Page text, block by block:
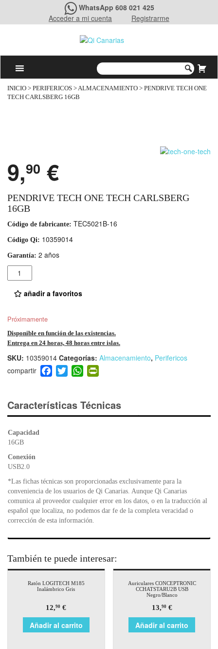
WhatsApp 608 021 425
Acceder a mi cuenta
Registrarme
INICIO > PERIFERICOS >ALMACENAMIENTO > PENDRIVE TECH ONE
TECH CARLSBERG 16GB
9,90 €
PENDRIVE TECH ONE TECH CARLSBERG
16GB
Código de fabricante: TEC5021B-16
Código Qi: 10359014
Garantía: 2 años
Cantidad
añadir a favoritos
Próximamente
Disponible en función de las existencias.
Entrega en 24 horas, 48 horas entre islas.
SKU: 10359014 Categorías: Almacenamiento, Perifericos
F
a
e
b
T
wi
er
W
h
s
A
ri
e
Características Técnicas
Capacidad
16GB
Conexión
USB2.0
*Las fichas técnicas son proporcionadas exclusivamente para la
conveniencia de los usuarios de Qi Canarias. Aunque Qi Canarias
comunica al proveedor cualquier error en los datos, o en la traducción al
español que localiza, no podemos dar fe de la completa veracidad o
corrección de esta información.
También te puede interesar:
Ratón LOGITECH M185
Inalámbrico Gris
12,90 €
Añadir al carrito
Auriculares CONCEPTRONIC
CCHATSTARU2B USB
Negro/Blanco
13,90€
Añadir al carrito